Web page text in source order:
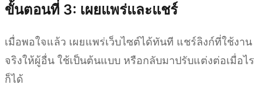
ขั้นตอนที่ 3: เผยแพร่และแชร์
เมื่อพอใจแล้ว เผยแพร่เว็บไซต์ได้ทันที แชร์ลิงก์ที่ใช้งาน
จริงให้ผู้อื่น ใช้เป็นต้นแบบ หรือกลับมาปรับแต่งต่อเมื่อไร
ก็ได้